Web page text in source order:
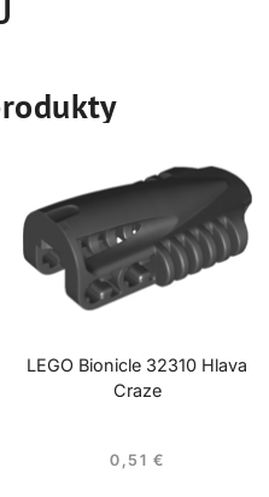
LEGO Bionicle 32310 Hlava
Craze
0,51 €